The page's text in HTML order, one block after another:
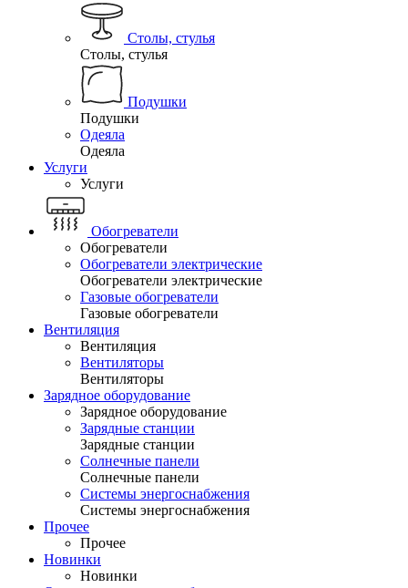
Столы, стулья
Столы, стулья
Подушки
Подушки
Одеяла
Одеяла
Услуги
Услуги
Обогреватели
Обогреватели
Обогреватели электрические
Обогреватели электрические
Газовые обогреватели
Газовые обогреватели
Вентиляция
Вентиляция
Вентиляторы
Вентиляторы
Зарядное оборудование
Зарядное оборудование
Зарядные станции
Зарядные станции
Солнечные панели
Солнечные панели
Системы энергоснабжения
Системы энергоснабжения
Прочее
Прочее
Новинки
Новинки